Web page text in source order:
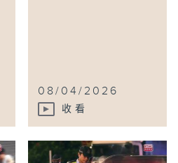
08/04/2026
收看